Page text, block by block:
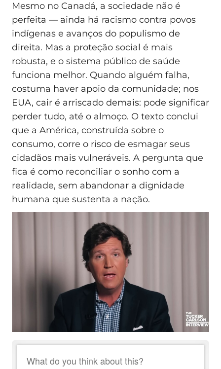
Mesmo no Canadá, a sociedade não é
perfeita — ainda há racismo contra povos
indígenas e avanços do populismo de
direita. Mas a proteção social é mais
robusta, e o sistema público de saúde
funciona melhor. Quando alguém falha,
costuma haver apoio da comunidade; nos
EUA, cair é arriscado demais: pode significar
perder tudo, até o almoço. O texto conclui
que a América, construída sobre o
consumo, corre o risco de esmagar seus
cidadãos mais vulneráveis. A pergunta que
fica é como reconciliar o sonho com a
realidade, sem abandonar a dignidade
humana que sustenta a nação.